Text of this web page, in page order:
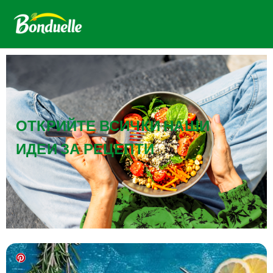
ОТКРИЙТЕ ВСИЧКИ НАШИ
ИДЕИ ЗА РЕЦЕПТИ